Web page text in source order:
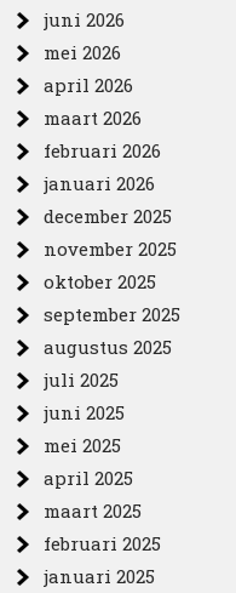
juni 2026
mei 2026
april 2026
maart 2026
februari 2026
januari 2026
december 2025
november 2025
oktober 2025
september 2025
augustus 2025
juli 2025
juni 2025
mei 2025
april 2025
maart 2025
februari 2025
januari 2025